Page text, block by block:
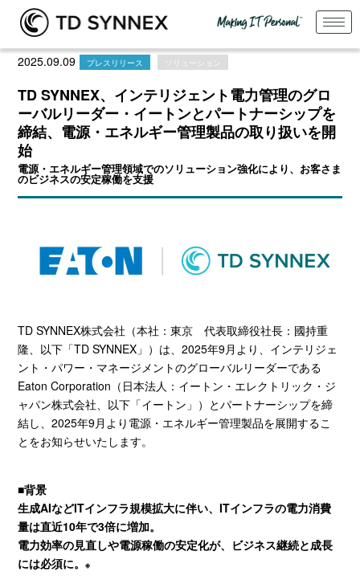
2025.09.09 プレスリリース ソリューション
TD SYNNEX、インテリジェント電力管理のグロ
ーバルリーダー・イートンとパートナーシップを
締結、電源・エネルギー管理製品の取り扱いを開
始
電源・エネルギー管理領域でのソリューション強化により、お客さま
のビジネスの安定稼働を支援
TD SYNNEX株式会社（本社：東京 代表取締役社長：國持重
隆、以下「TD SYNNEX 」）は、2025年9月より、インテリジェ
ント・パワー・マネージメントのグローバルリーダーである
Eaton Corporation （日本法人：イートン・エレクトリック・ジ
ャパン株式会社、以下「イートン」）とパートナーシップを締
結し、2025年9月より電源・エネルギー管理製品を展開するこ
とをお知らせいたします。
■背景
生成AIなどITインフラ規模拡大に伴い、ITインフラの電力消費
量は直近10年で3倍に増加。
電力効率の見直しや電源稼働の安定化が、ビジネス継続と成長
には必須に。※